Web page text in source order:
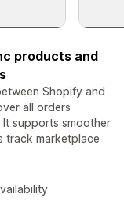
products and
Shopify and
all orders
supports smoother
track marketplace